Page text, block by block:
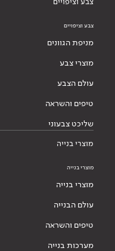
צבע וציפויים
מניפת הגוונים
מוצרי צבע
עולם הצבע
טיפים והשראה
שליכט צבעוני
מוצרי בנייה
מוצרי בנייה
מוצרי בנייה
עולם הבנייה
טיפים והשראה
מערכות בנייה